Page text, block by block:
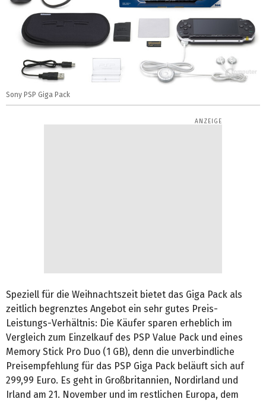
Sony PSP Giga Pack
Speziell für die Weihnachtszeit bietet das Giga Pack als
zeitlich begrenztes Angebot ein sehr gutes Preis-
Leistungs-Verhältnis: Die Käufer sparen erheblich im
Vergleich zum Einzelkauf des PSP Value Pack und eines
Memory Stick Pro Duo (1 GB), denn die unverbindliche
Preisempfehlung für das PSP Giga Pack beläuft sich auf
299,99 Euro. Es geht in Großbritannien, Nordirland und
Irland am 21. November und im restlichen Europa, dem